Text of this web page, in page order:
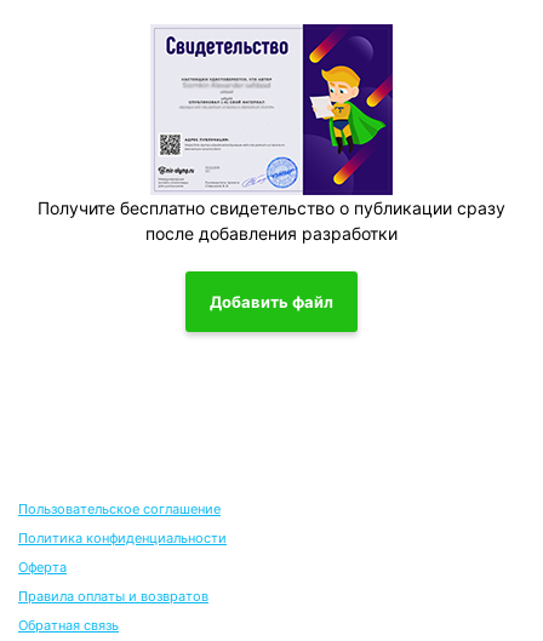
Получите бесплатно свидетельство о публикации сразу
после добавления разработки
Добавить файл
Пользовательское соглашение
Политика конфиденциальности
Оферта
Правила оплаты и возвратов
Обратная связь